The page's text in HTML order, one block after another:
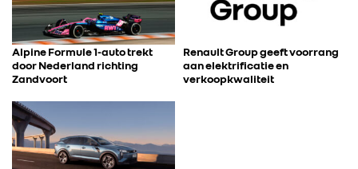
Alpine Formule 1-auto trekt
door Nederland richting
Zandvoort
Renault Group geeft voorrang
aan elektrificatie en
verkoopkwaliteit